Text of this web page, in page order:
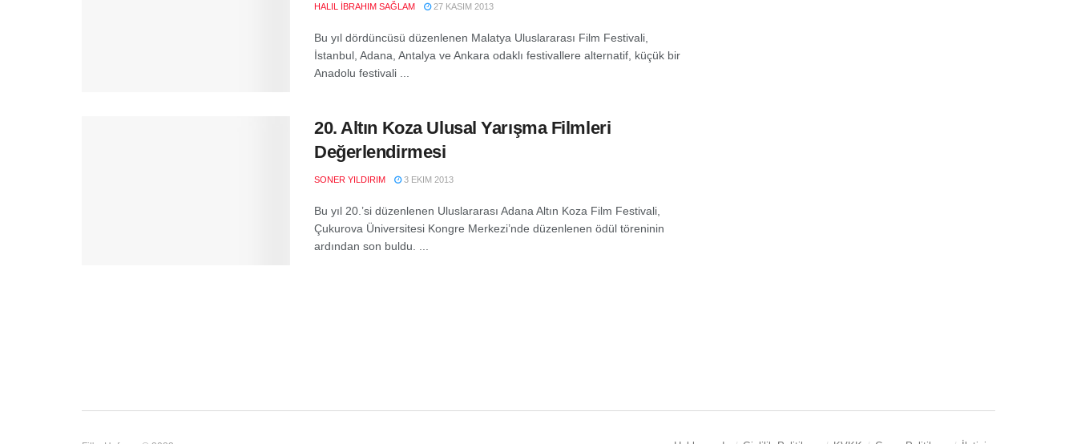
HALIL İBRAHIM SAĞLAM 27 KASIM 2013
Bu yıl dördüncüsü düzenlenen Malatya Uluslararası Film Festivali,
İstanbul, Adana, Antalya ve Ankara odaklı festivallere alternatif, küçük bir
Anadolu festivali ...
20. Altın Koza Ulusal Yarışma Filmleri
Değerlendirmesi
SONER YILDIRIM 3 EKIM 2013
Bu yıl 20.’si düzenlenen Uluslararası Adana Altın Koza Film Festivali,
Çukurova Üniversitesi Kongre Merkezi’nde düzenlenen ödül töreninin
ardından son buldu. ...